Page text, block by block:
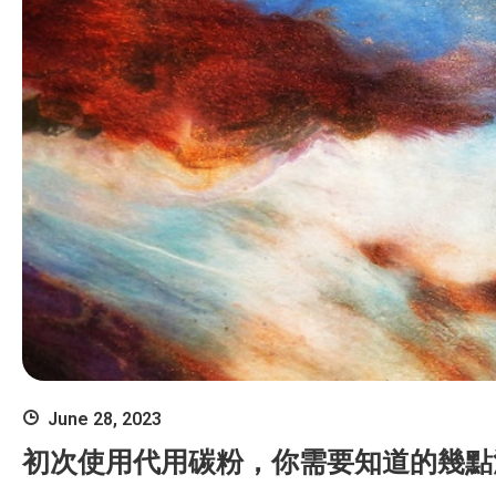
June 28, 2023
初次使用代用碳粉，你需要知道的幾